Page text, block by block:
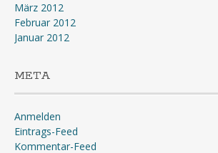
März 2012
Februar 2012
Januar 2012
META
Anmelden
Eintrags-Feed
Kommentar-Feed